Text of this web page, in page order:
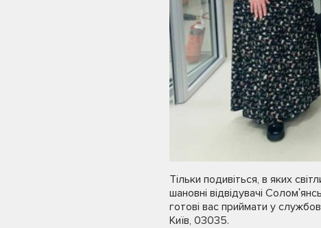
Тільки подивіться, в яких
шановні відвідувачі
готові вас приймати у
Київ, 03035.